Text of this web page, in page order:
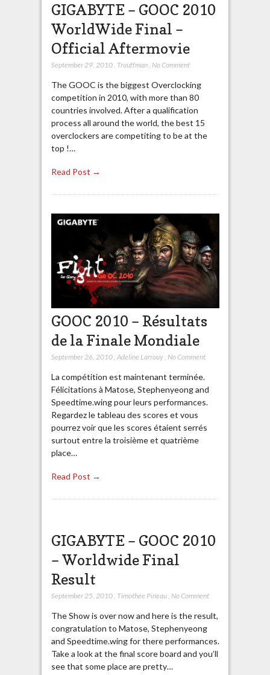
GIGABYTE – GOOC 2010
WorldWide Final –
Official Aftermovie
September 29, 2010, Trouffman, No Comment
The GOOC is the biggest Overclocking
competition in 2010, with more than 80
countries involved. After a qualification
process all around the world, the best 15
overclockers are competiting to be at the
top !…
Read Post →
GOOC 2010 – Résultats
de la Finale Mondiale
September 26, 2010, Adeline Larrouy, No Comment
La compétition est maintenant terminée.
Félicitations à Matose, Stephenyeong and
Speedtime.wing pour leurs performances.
Regardez le tableau des scores et vous
pourrez voir que les scores étaient serrés
surtout entre la troisième et quatrième
place…
Read Post →
GIGABYTE – GOOC 2010
– Worldwide Final
Result
September 25, 2010, Timothée Pineau, No Comment
The Show is over now and here is the result,
congratulation to Matose, Stephenyeong
and Speedtime.wing for there performances.
Take a look at the final score board and you’ll
see that some place are pretty…